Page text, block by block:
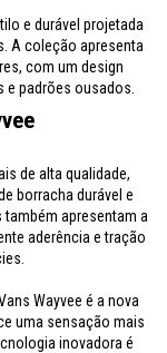
e durável projetada
A coleção apresenta
com um design
e padrões ousados.
de alta qualidade,
borracha durável e
apresentam a
aderência e tração
Wayvee é a nova
uma sensação mais
inovadora é